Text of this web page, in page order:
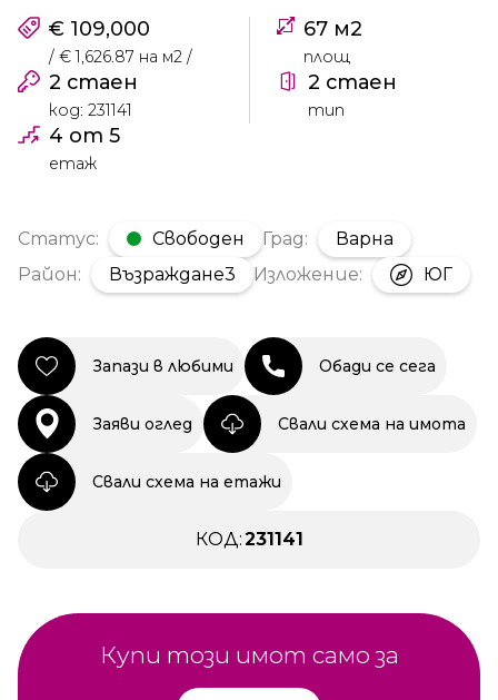
€ 109,000
/ € 1,626.87 на м2 /
67 м2
площ
2 стаен
код: 231141
2 стаен
тип
4 от 5
етаж
Статус: Свободен Град:
Варна
Район:
Възраждане3 Изложение: ЮГ
Запази в любими Обади се сега
Заяви оглед Свали схема на имота
Свали схема на етажи
КОД:231141
Купи този имот само за